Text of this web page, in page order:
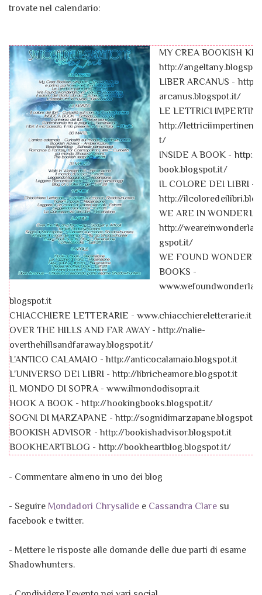
trovate nel calendario:
MY CREA BOOKISH
http://
LIBER ARCANUS -
arcanus.blogspot.it/
LE LETTRICI
http://
t/
INSIDE A BOOK -
book.blogspot.it/
IL COLORE DEI LIBRI -
http://
WE ARE IN
http://
gspot.it/
WE FOUND
BOOKS -
blogspot.it
CHIACCHIERE LETTERARIE - www.chiacchiereletterarie.it
OVER THE HILLS AND FAR AWAY - http://nalie-
overthehillsandfaraway.blogspot.it/
L'ANTICO CALAMAIO - http://anticocalamaio.blogspot.it
L'UNIVERSO DEI LIBRI - http://libricheamore.blogspot.it
IL MONDO DI SOPRA - www.ilmondodisopra.it
HOOK A BOOK - http://hookingbooks.blogspot.it/
SOGNI DI MARZAPANE - http://
BOOKISH ADVISOR - http://bookishadvisor.blogspot.it
BOOKHEARTBLOG - http://bookheartblog.blogspot.it/
http://libriilmiopassatopresentefuturo.blogspot.it
IL SALOTTO DEL GATTO LIBRAIO -
http://ilsalottodelgattolibraio.blogspot.it/
http://whisperlavocedeltempo.blogspot.it
EVERY BOOK HAS ITS STORY -
- Commentare almeno in uno dei blog
- Seguire Mondadori Chrysalidee Cassandra Claresu
facebook e twitter.
- Mettere le risposte alle domande delle due parti di esame
Shadowhunters.